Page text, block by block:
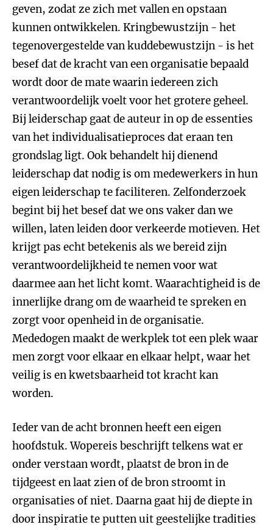
geven, zodat ze zich met vallen en opstaan
kunnen ontwikkelen. Kringbewustzijn - het
tegenovergestelde van kuddebewustzijn - is het
besef dat de kracht van een organisatie bepaald
wordt door de mate waarin iedereen zich
verantwoordelijk voelt voor het grotere geheel.
Bij leiderschap gaat de auteur in op de essenties
van het individualisatieproces dat eraan ten
grondslag ligt. Ook behandelt hij dienend
leiderschap dat nodig is om medewerkers in hun
eigen leiderschap te faciliteren. Zelfonderzoek
begint bij het besef dat we ons vaker dan we
willen, laten leiden door verkeerde motieven. Het
krijgt pas echt betekenis als we bereid zijn
verantwoordelijkheid te nemen voor wat
daarmee aan het licht komt. Waarachtigheid is de
innerlijke drang om de waarheid te spreken en
zorgt voor openheid in de organisatie.
Mededogen maakt de werkplek tot een plek waar
men zorgt voor elkaar en elkaar helpt, waar het
veilig is en kwetsbaarheid tot kracht kan
worden.
Ieder van de acht bronnen heeft een eigen
hoofdstuk. Wopereis beschrijft telkens wat er
onder verstaan wordt, plaatst de bron in de
tijdgeest en laat zien of de bron stroomt in
organisaties of niet. Daarna gaat hij de diepte in
door inspiratie te putten uit geestelijke tradities